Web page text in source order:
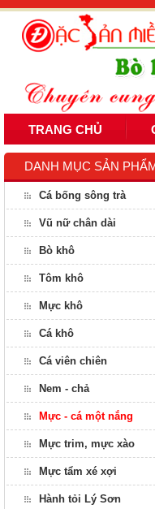
TRANG CHỦ
DANH MỤC SẢN
Cá bống sông trà
Vũ nữ chân dài
Bò khô
Tôm khô
Mực khô
Cá khô
Cá viên chiên
Nem - chả
Mực - cá một nắng
Mực trim, mực xào
Mực tẩm xé xợi
Hành tỏi Lý Sơn